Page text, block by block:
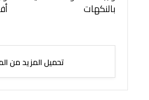
بالنكهات
تحميل المزيد من